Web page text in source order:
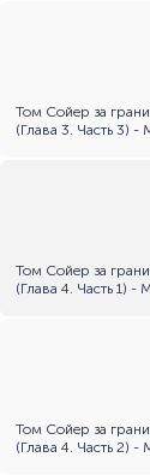
Том Сойер за
(Глава 3. Часть 3) -
Том Сойер за
(Глава 4. Часть 1) -
Том Сойер за
(Глава 4. Часть 2) -